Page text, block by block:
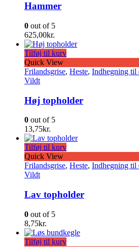
Hammer
0 out of 5
625,00kr.
Tilføj til kurv
Quick View
Frilandsgrise, Heste, Indhegning til
Vildt
Høj topholder
0 out of 5
13,75kr.
Tilføj til kurv
Quick View
Frilandsgrise, Heste, Indhegning til
Vildt
Lav topholder
0 out of 5
8,75kr.
Tilføj til kurv